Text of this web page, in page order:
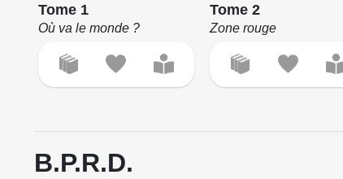
Tome 1
Où va le monde ?
Tome 2
Zone rouge
B.P.R.D.